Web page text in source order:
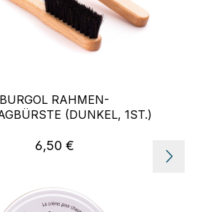
BURGOL RAHMEN-
(DUNKEL, 1ST.)
Regulärer Preis:
6,50 €